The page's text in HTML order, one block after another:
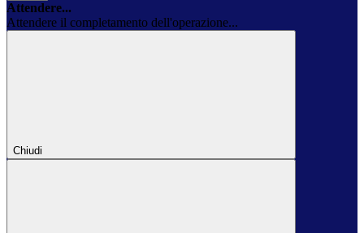
Attendere...
Attendere il completamento dell'operazione...
Chiudi